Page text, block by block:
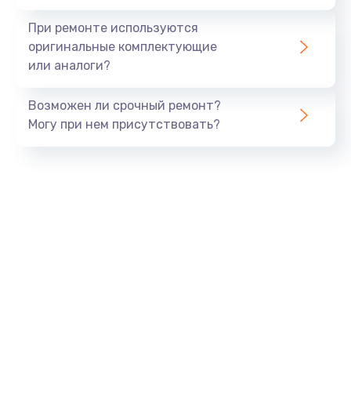
При ремонте используются
оригинальные комплектующие
или аналоги?
Возможен ли срочный ремонт?
Могу при нем присутствовать?